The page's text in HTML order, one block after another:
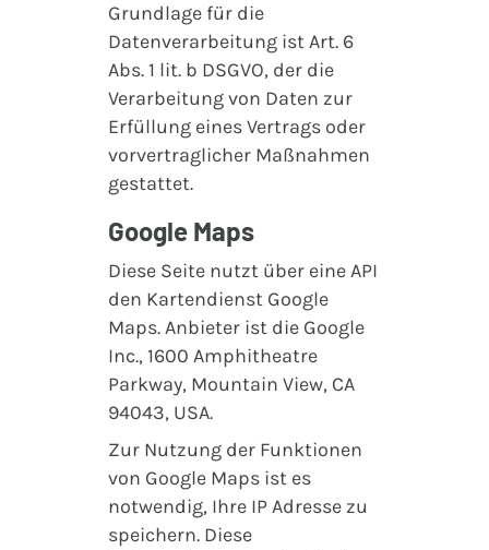
Grundlage für die
Datenverarbeitung ist Art. 6
Abs. 1 lit. b DSGVO, der die
Verarbeitung von Daten zur
Erfüllung eines Vertrags oder
vorvertraglicher Maßnahmen
gestattet.
Google Maps
Diese Seite nutzt über eine API
den Kartendienst Google
Maps. Anbieter ist die Google
Inc., 1600 Amphitheatre
Parkway, Mountain View, CA
94043, USA.
Zur Nutzung der Funktionen
von Google Maps ist es
notwendig, Ihre IP Adresse zu
speichern. Diese